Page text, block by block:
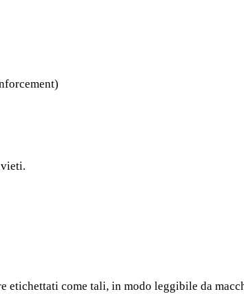
etichettati come tali, in modo leggibile da